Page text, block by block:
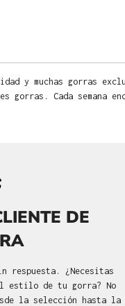
y muchas gorras
gorras. Cada semana
DE
respuesta. ¿Necesitas
estilo de tu gorra? No
la selección hasta la